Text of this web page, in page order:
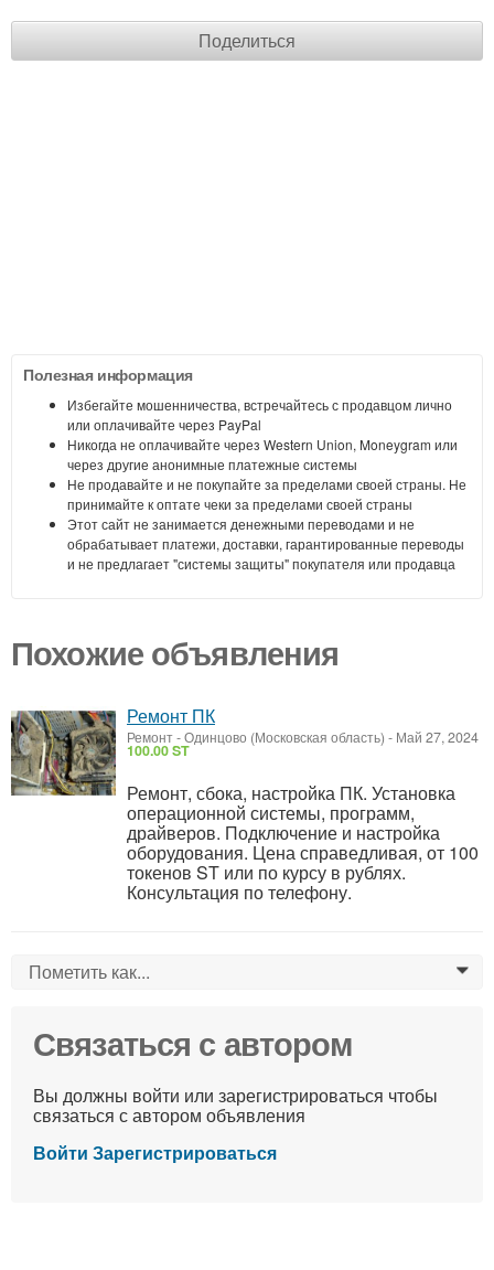
Поделиться
Полезная информация
Избегайте мошенничества, встречайтесь с продавцом лично
или оплачивайте через PayPal
Никогда не оплачивайте через Western Union, Moneygram или
через другие анонимные платежные системы
Не продавайте и не покупайте за пределами своей страны. Не
принимайте к оптате чеки за пределами своей страны
Этот сайт не занимается денежными переводами и не
обрабатывает платежи, доставки, гарантированные переводы
и не предлагает "системы защиты" покупателя или продавца
Похожие объявления
Ремонт ПК
Ремонт-Одинцово (Московская область) - Май 27, 2024
100.00 ST
Ремонт, сбока, настройка ПК. Установка
операционной системы, программ,
драйверов. Подключение и настройка
оборудования. Цена справедливая, от 100
токенов ST или по курсу в рублях.
Консультация по телефону.
Пометить как... 0
Связаться с автором
Вы должны войти или зарегистрироваться чтобы
связаться с автором объявления
Войти Зарегистрироваться